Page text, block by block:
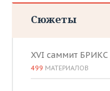
Сюжеты
XVI саммит БРИКС
499 МАТЕРИАЛОВ